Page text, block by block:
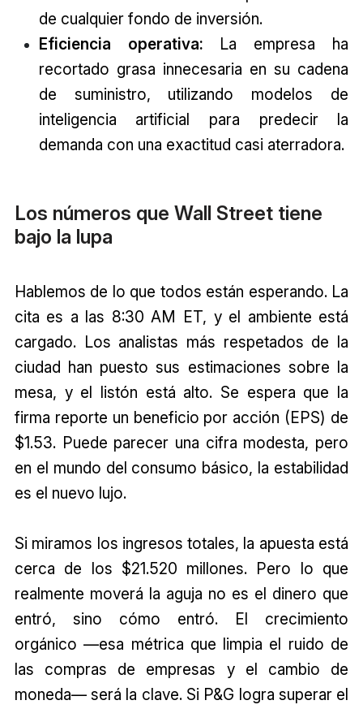
de cualquier fondo de inversión.
Eficiencia operativa: La empresa ha
recortado grasa innecesaria en su cadena
de suministro, utilizando modelos de
inteligencia artificial para predecir la
demanda con una exactitud casi aterradora.
Los números que Wall Street tiene
bajo la lupa
Hablemos de lo que todos están esperando. La
cita es a las 8:30 AM ET, y el ambiente está
cargado. Los analistas más respetados de la
ciudad han puesto sus estimaciones sobre la
mesa, y el listón está alto. Se espera que la
firma reporte un beneficio por acción (EPS) de
$1.53. Puede parecer una cifra modesta, pero
en el mundo del consumo básico, la estabilidad
es el nuevo lujo.
Si miramos los ingresos totales, la apuesta está
cerca de los $21.520 millones. Pero lo que
realmente moverá la aguja no es el dinero que
entró, sino cómo entró. El crecimiento
orgánico —esa métrica que limpia el ruido de
las compras de empresas y el cambio de
moneda— será la clave. Si P&G logra superar el